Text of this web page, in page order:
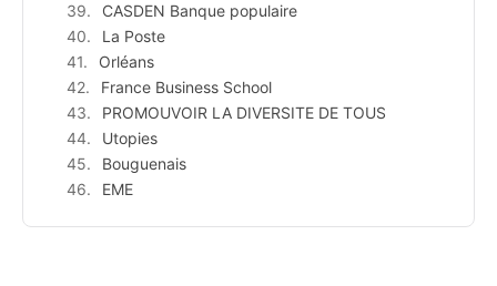
CASDEN Banque populaire
La Poste
Orléans
France Business School
PROMOUVOIR LA DIVERSITE DE TOUS
Utopies
Bouguenais
EME